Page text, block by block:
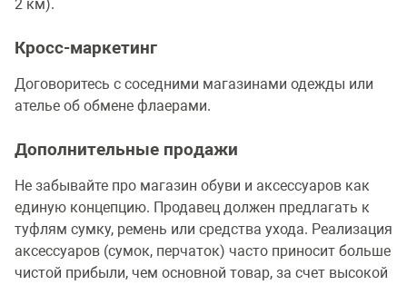
2 км).
Кросс-маркетинг
Договоритесь с соседними магазинами одежды или
ателье об обмене флаерами.
Дополнительные продажи
Не забывайте про магазин обуви и аксессуаров как
единую концепцию. Продавец должен предлагать к
туфлям сумку, ремень или средства ухода. Реализация
аксессуаров (сумок, перчаток) часто приносит больше
чистой прибыли, чем основной товар, за счет высокой